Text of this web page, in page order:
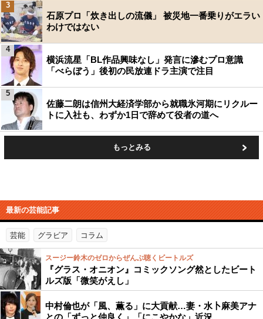
石原プロ「炊き出しの流儀」 被災地一番乗りがエラい
わけではない
3
横浜流星「BL作品興味なし」発言に滲むプロ意識
「べらぼう」後初の民放連ドラ主演で注目
4
佐藤二朗は信州大経済学部から就職氷河期にリクルー
トに入社も、わずか1日で辞めて役者の道へ
5
もっとみる
最新の芸能記事
芸能 グラビア コラム
スージー鈴木のゼロからぜんぶ聴くビートルズ
『グラス・オニオン』コミックソング然としたビート
ルズ版「微笑がえし」
中村倫也が「風、薫る」に大貢献…妻・水卜麻美アナ
との「ずっと仲良く」「にこやかな」近況